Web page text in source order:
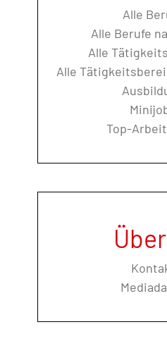
Alle
Alle Berufe
Alle
Alle
Top-